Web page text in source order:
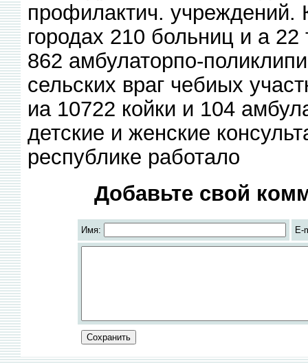
профилактич. учреждений.
городах 210 больниц и а
862 амбулаторпо-
сельских враг чебиых
иа 10722 койки и 104
детские и женские
республике работало
Добавьте свой
Имя: E-